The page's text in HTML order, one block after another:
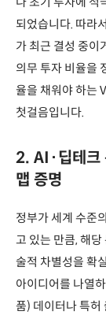
되었습니다. 따라
가 최근 결성 중이
의무 투자 비율을
율을 채워야 하는
첫걸음입니다.
2. AI·딥테크
맵 증명
정부가 세계 수준
고 있는 만큼, 해
술적 차별성을 확
아이디어를 나열
품) 데이터나 특허